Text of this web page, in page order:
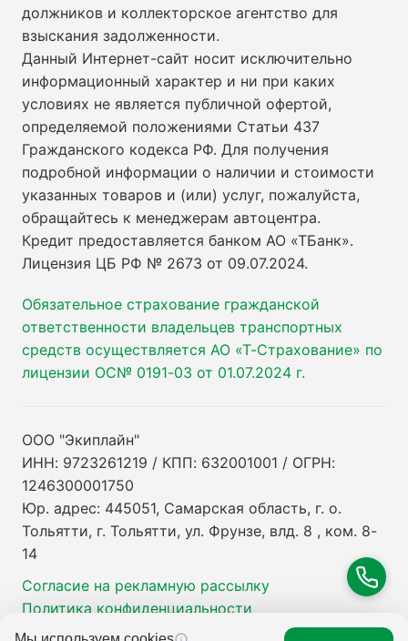
должников и коллекторское агентство для
взыскания задолженности.
Данный Интернет-сайт носит исключительно
информационный характер и ни при каких
условиях не является публичной офертой,
определяемой положениями Статьи 437
Гражданского кодекса РФ. Для получения
подробной информации о наличии и стоимости
указанных товаров и (или) услуг, пожалуйста,
обращайтесь к менеджерам автоцентра.
Кредит предоставляется банком АО «ТБанк».
Лицензия ЦБ РФ № 2673 от 09.07.2024.
Обязательное страхование гражданской
ответственности владельцев транспортных
средств осуществляется АО «Т-Страхование» по
лицензии ОС№ 0191-03 от 01.07.2024 г.
ООО "Экиплайн"
ИНН: 9723261219 / КПП: 632001001 / ОГРН:
1246300001750
Юр. адрес: 445051, Самарская область, г. о.
Тольятти, г. Тольятти, ул. Фрунзе, влд. 8 , ком. 8-
14
Согласие на рекламную рассылку
Политика конфиденциальности